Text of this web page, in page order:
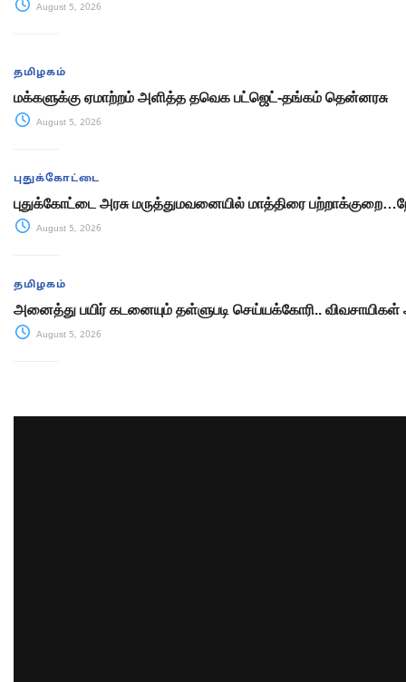
August 5, 2026
தமிழகம்
மக்களுக்கு ஏமாற்றம் அளித்த தவெக பட்ஜெட்-தங்கம் தென்னரசு
August 5, 2026
புதுக்கோட்டை
புதுக்கோட்டை அரசு மருத்துமவனையில் மாத்திரை
August 5, 2026
தமிழகம்
அனைத்து பயிர் கடனையும் தள்ளுபடி செய்யக்கோரி.. விவசாயிகள்
August 5, 2026